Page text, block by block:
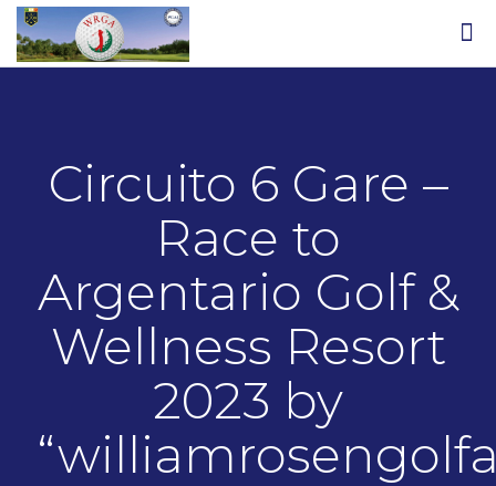
Circuito 6 Gare –
Race to
Argentario Golf &
Wellness Resort
2023 by